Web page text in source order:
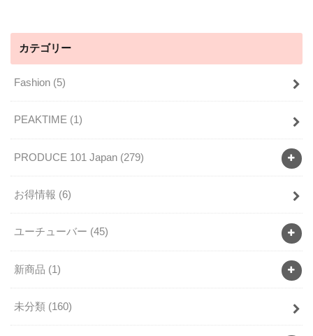
カテゴリー
Fashion (5)
PEAKTIME (1)
PRODUCE 101 Japan (279)
お得情報 (6)
ユーチューバー (45)
新商品 (1)
未分類 (160)